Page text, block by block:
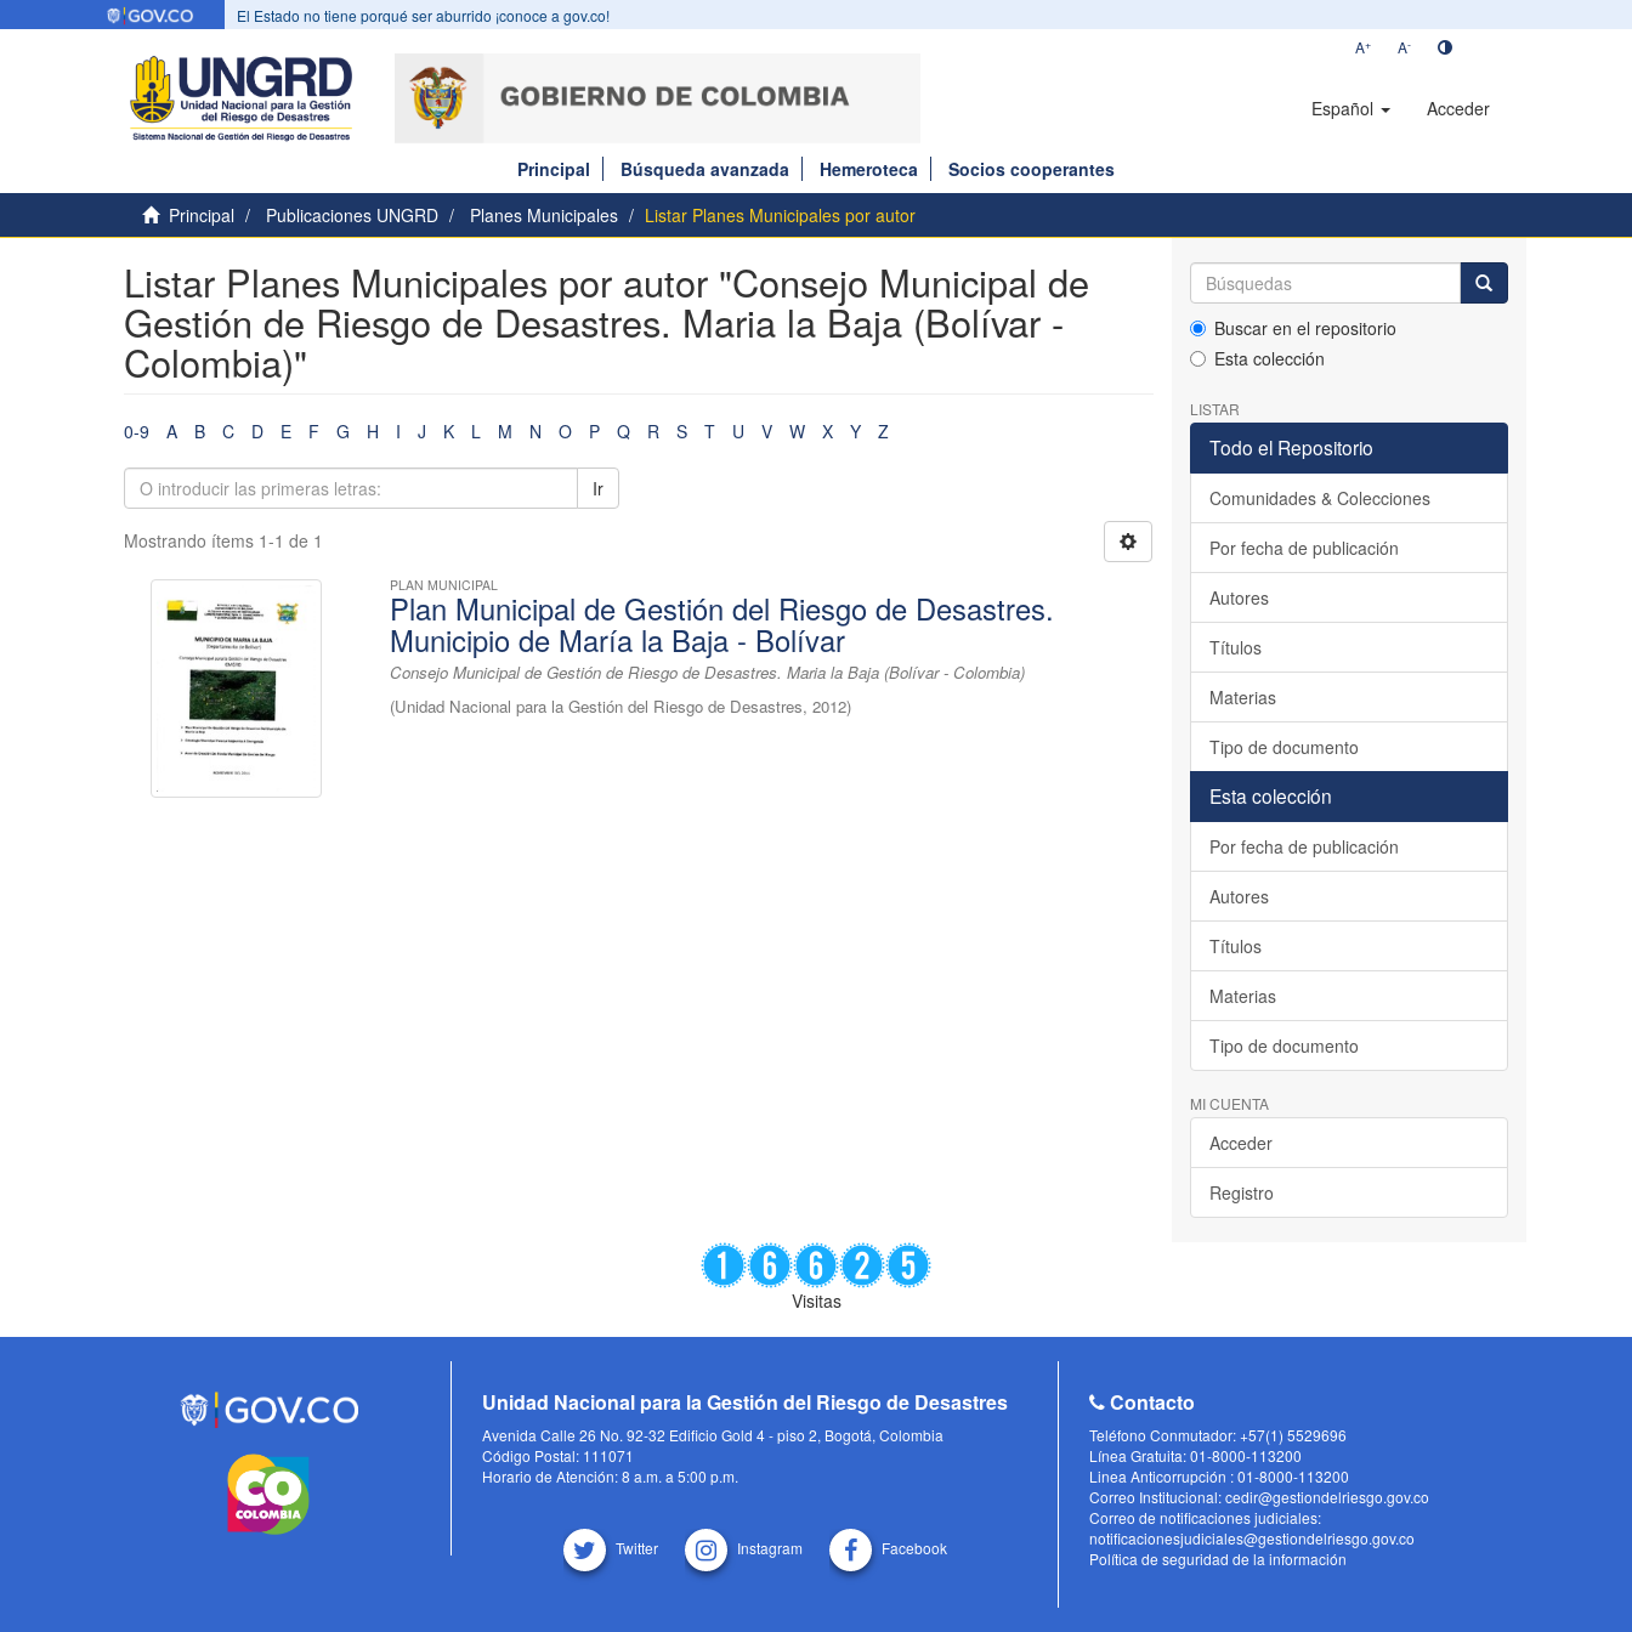
El Estado no tiene porqué ser aburrido ¡conoce a gov.co!
A+ A-
Español Acceder
Principal Búsqueda avanzada Hemeroteca
Socios cooperantes
Principal
Publicaciones UNGRD Planes Municipales Listar Planes Municipales por autor
Listar Planes Municipales por autor "Consejo Municipal de
Gestión de Riesgo de Desastres. Maria la Baja (Bolívar -
Colombia)"
0-9 A B C D E F G H I J K L M N O P Q R S T U V W X Y Z
Ir
Mostrando ítems 1-1 de 1
PLAN MUNICIPAL
Plan Municipal de Gestión del Riesgo de Desastres.
Municipio de María la Baja - Bolívar
Consejo Municipal de Gestión de Riesgo de Desastres. Maria la Baja (Bolívar - Colombia)
(Unidad Nacional para la Gestión del Riesgo de Desastres,2012)
Buscar en el repositorio
Esta colección
LISTAR
Todo el Repositorio
Comunidades & Colecciones
Por fecha de publicación
Autores
Títulos
Materias
Tipo de documento
Esta colección
Por fecha de publicación
Autores
Títulos
Materias
Tipo de documento
MI CUENTA
Acceder
Registro
Visitas
Unidad Nacional para la Gestión del Riesgo de Desastres
Avenida Calle 26 No. 92-32 Edificio Gold 4 - piso 2, Bogotá, Colombia
Código Postal: 111071
Horario de Atención: 8 a.m. a 5:00 p.m.
Twitter Instagram Facebook
Contacto
Teléfono Conmutador: +57(1) 5529696
Línea Gratuita: 01-8000-113200
Linea Anticorrupción : 01-8000-113200
Correo Institucional: cedir@gestiondelriesgo.gov.co
Correo de notificaciones judiciales:
notificacionesjudiciales@gestiondelriesgo.gov.co
Política de seguridad de la información